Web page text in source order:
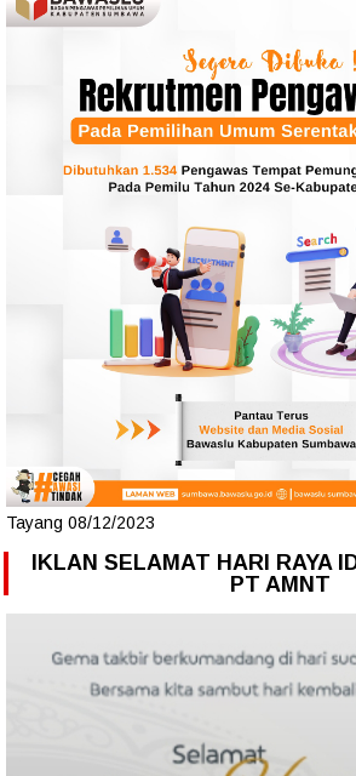
Tayang 08/12/2023
IKLAN SELAMAT HARI RAYA
PT AMNT